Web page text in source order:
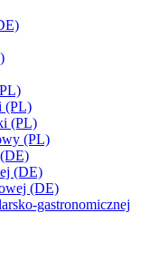
(PL)
(PL)
(PL)
(DE)
(DE)
gastronomicznej